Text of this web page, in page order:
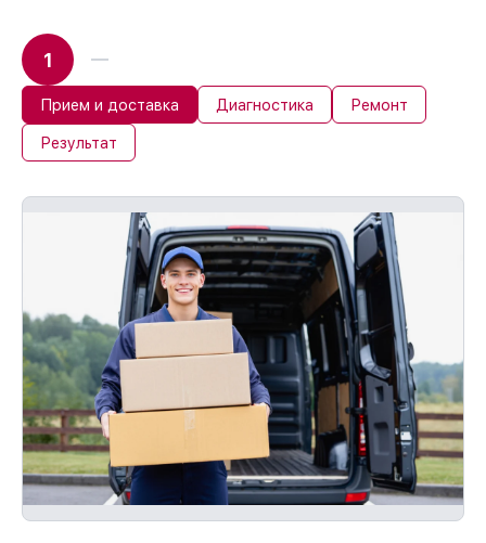
1
Прием и доставка Диагностика Ремонт
Результат